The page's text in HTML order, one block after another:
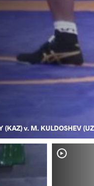
(KAZ) v. M. KULDOSHEV